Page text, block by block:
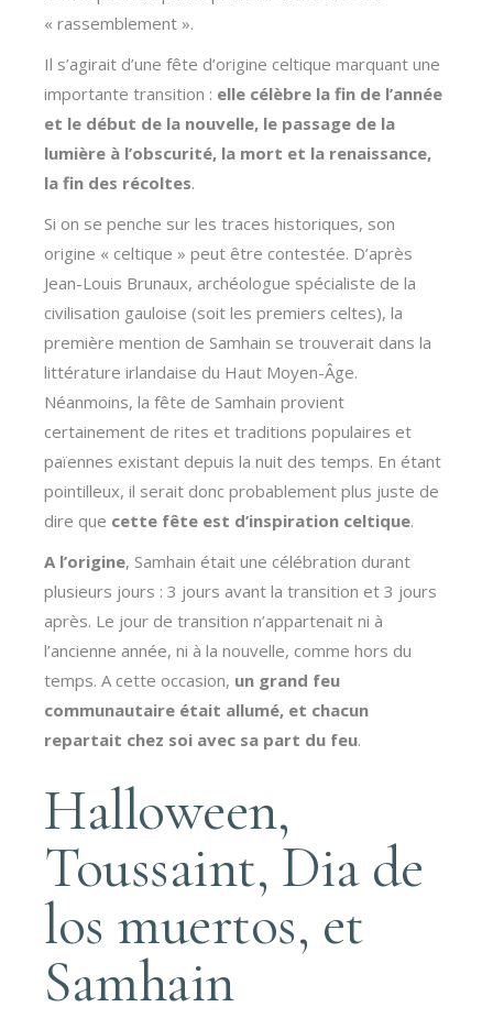
« rassemblement ».
Il s’agirait d’une fête d’origine celtique marquant une
importante transition : elle célèbre la fin de l’année
et le début de la nouvelle, le passage de la
lumière à l’obscurité, la mort et la renaissance,
la fin des récoltes.
Si on se penche sur les traces historiques, son
origine « celtique » peut être contestée. D’après
Jean-Louis Brunaux, archéologue spécialiste de la
civilisation gauloise (soit les premiers celtes), la
première mention de Samhain se trouverait dans la
littérature irlandaise du Haut Moyen-Âge.
Néanmoins, la fête de Samhain provient
certainement de rites et traditions populaires et
païennes existant depuis la nuit des temps. En étant
pointilleux, il serait donc probablement plus juste de
dire que cette fête est d’inspiration celtique.
A l’origine, Samhain était une célébration durant
plusieurs jours : 3 jours avant la transition et 3 jours
après. Le jour de transition n’appartenait ni à
l’ancienne année, ni à la nouvelle, comme hors du
temps. A cette occasion, un grand feu
communautaire était allumé, et chacun
repartait chez soi avec sa part du feu.
Halloween,
Toussaint, Dia de
los muertos, et
Samhain